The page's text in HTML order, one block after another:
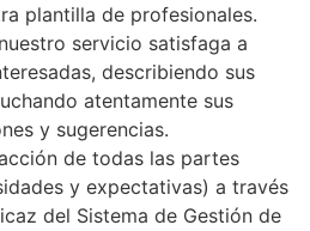
plantilla de profesionales.
servicio satisfaga a
describiendo sus
atentamente sus
y sugerencias.
de todas las partes
y expectativas) a través
del Sistema de Gestión de